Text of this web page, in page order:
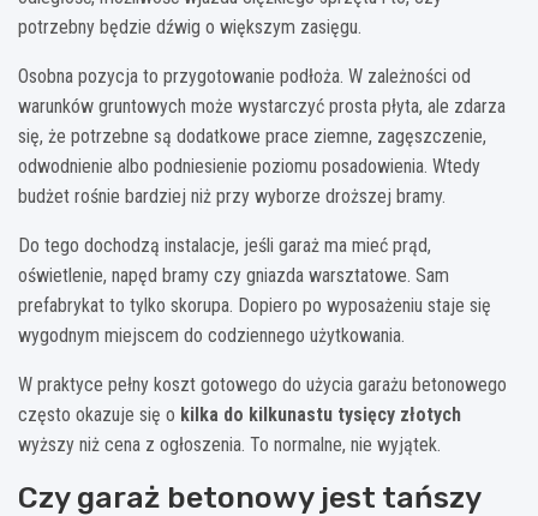
potrzebny będzie dźwig o większym zasięgu.
Osobna pozycja to przygotowanie podłoża. W zależności od
warunków gruntowych może wystarczyć prosta płyta, ale zdarza
się, że potrzebne są dodatkowe prace ziemne, zagęszczenie,
odwodnienie albo podniesienie poziomu posadowienia. Wtedy
budżet rośnie bardziej niż przy wyborze droższej bramy.
Do tego dochodzą instalacje, jeśli garaż ma mieć prąd,
oświetlenie, napęd bramy czy gniazda warsztatowe. Sam
prefabrykat to tylko skorupa. Dopiero po wyposażeniu staje się
wygodnym miejscem do codziennego użytkowania.
W praktyce pełny koszt gotowego do użycia garażu betonowego
często okazuje się o kilka do kilkunastu tysięcy złotych
wyższy niż cena z ogłoszenia. To normalne, nie wyjątek.
Czy garaż betonowy jest tańszy